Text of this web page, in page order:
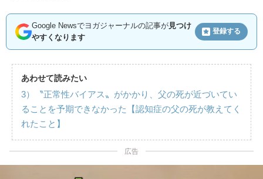
Google Newsでヨガジャーナルの記事が見つけ
やすくなります
登録する
あわせて読みたい
3）〝正常性バイアス〟がかかり、父の死が近づいてい
ることを予期できなかった【認知症の父の死が教えてく
れたこと】
広告